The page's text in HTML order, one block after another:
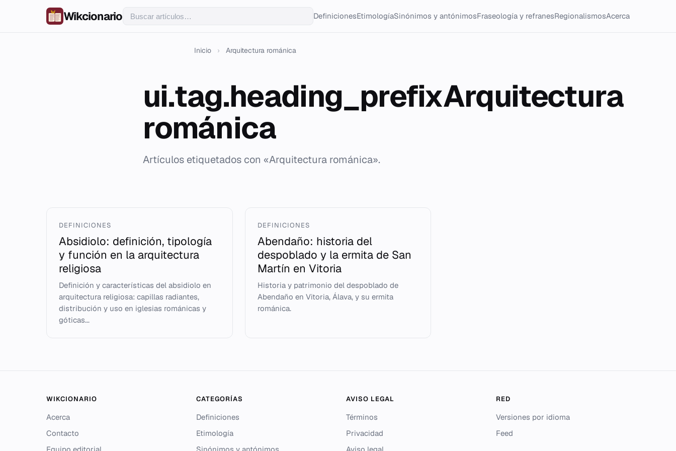
Wikcionario DefinicionesEtimologíaSinónimos y antónimosFraseología y refranesRegionalismosAcerca
Inicio › Arquitectura románica
ui.tag.heading_prefixArquitectura
románica
Artículos etiquetados con «Arquitectura románica».
DEFINICIONES
Absidiolo: definición, tipología
y función en la arquitectura
religiosa
Definición y características del absidiolo en
arquitectura religiosa: capillas radiantes,
distribución y uso en iglesias románicas y
góticas...
DEFINICIONES
Abendaño: historia del
despoblado y la ermita de San
Martín en Vitoria
Historia y patrimonio del despoblado de
Abendaño en Vitoria, Álava, y su ermita
románica.
WIKCIONARIO
Acerca
Contacto
CATEGORÍAS
Definiciones
Etimología
AVISO LEGAL
Términos
Privacidad
RED
Versiones por idioma
Feed